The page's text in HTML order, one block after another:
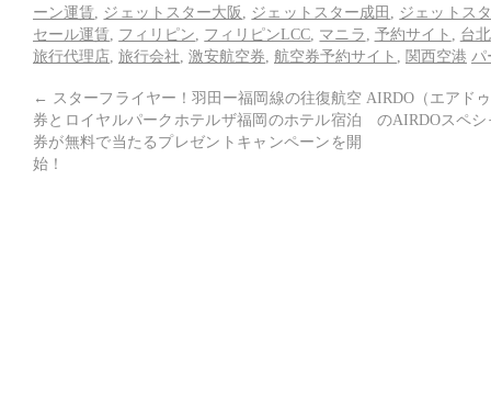
ーン運賃
ジェットスター大阪 ジェットスター成田
ジェットス
セール運賃
フィリピン フィリピンLCC マニラ 予約サイト 台北
旅行代理店 旅行会社 激安航空券 航空券予約サイト 関西空港 パ
← スターフライヤー！羽田ー福岡線の往復航空
券とロイヤルパークホテルザ福岡のホテル宿泊
券が無料で当たるプレゼントキャンペーンを開
始！
AIRDO（エアド
のAIRDOスペ